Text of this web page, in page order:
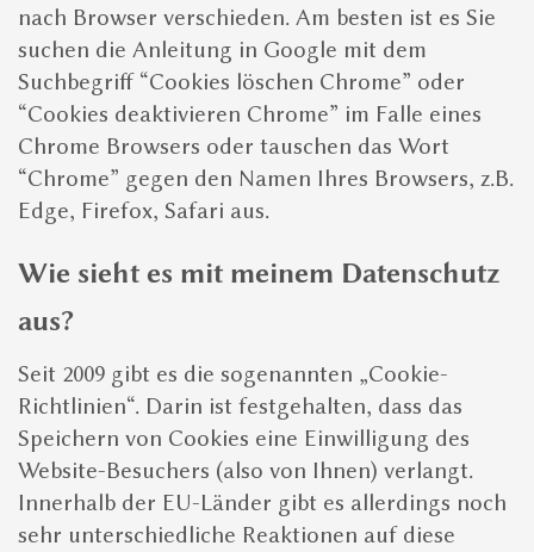
nach Browser verschieden. Am besten ist es Sie
suchen die Anleitung in Google mit dem
Suchbegriff “Cookies löschen Chrome” oder
“Cookies deaktivieren Chrome” im Falle eines
Chrome Browsers oder tauschen das Wort
“Chrome” gegen den Namen Ihres Browsers, z.B.
Edge, Firefox, Safari aus.
Wie sieht es mit meinem Datenschutz
aus?
Seit 2009 gibt es die sogenannten „Cookie-
Richtlinien“. Darin ist festgehalten, dass das
Speichern von Cookies eine Einwilligung des
Website-Besuchers (also von Ihnen) verlangt.
Innerhalb der EU-Länder gibt es allerdings noch
sehr unterschiedliche Reaktionen auf diese